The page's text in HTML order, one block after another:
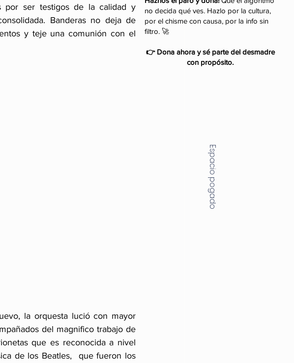
por ser testigos de la calidad y
Banderas no deja de
y teje una comunión con el
la orquesta lució con mayor
del magnifico trabajo de
que es reconocida a nivel
de los Beatles,  que fueron los
no decida qué ves. Hazlo por la cultura,
por el chisme con causa, por la info sin
filtro. 🚀
👉 Dona ahora y sé parte del desmadre
con propósito.
Espacio pogado